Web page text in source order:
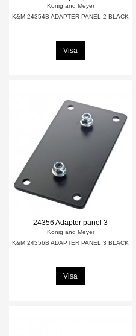
König and Meyer
K&M 24354B ADAPTER PANEL 2 BLACK
Visa
24356 Adapter panel 3
König and Meyer
K&M 24356B ADAPTER PANEL 3 BLACK
Visa